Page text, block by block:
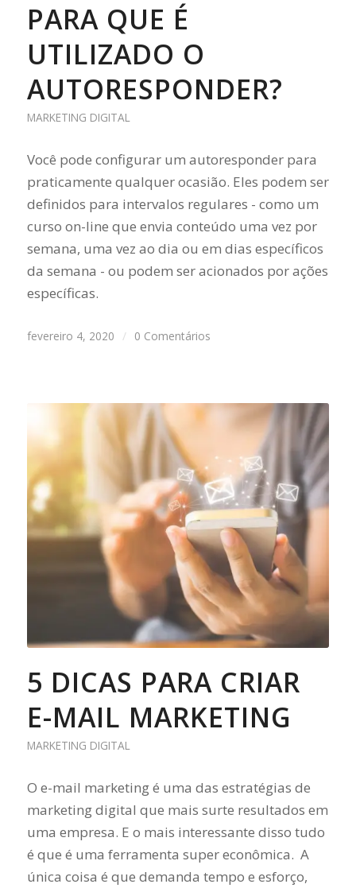
PARA QUE É
UTILIZADO O
AUTORESPONDER?
MARKETING DIGITAL
Você pode configurar um autoresponder para
praticamente qualquer ocasião. Eles podem ser
definidos para intervalos regulares - como um
curso on-line que envia conteúdo uma vez por
semana, uma vez ao dia ou em dias específicos
da semana - ou podem ser acionados por ações
específicas.
fevereiro 4, 2020 / 0 Comentários
5 DICAS PARA CRIAR
E-MAIL MARKETING
MARKETING DIGITAL
O e-mail marketing é uma das estratégias de
marketing digital que mais surte resultados em
uma empresa. E o mais interessante disso tudo
é que é uma ferramenta super econômica. A
única coisa é que demanda tempo e esforço,